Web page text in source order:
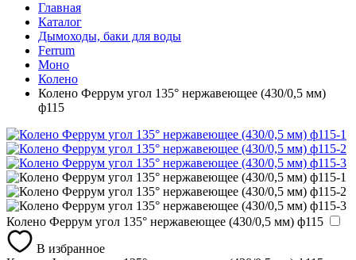
Главная
Каталог
Дымоходы, баки для воды
Ferrum
Моно
Колено
Колено Феррум угол 135° нержавеющее (430/0,5 мм)
ф115
Колено Феррум угол 135° нержавеющее (430/0,5 мм) ф115
В избранное